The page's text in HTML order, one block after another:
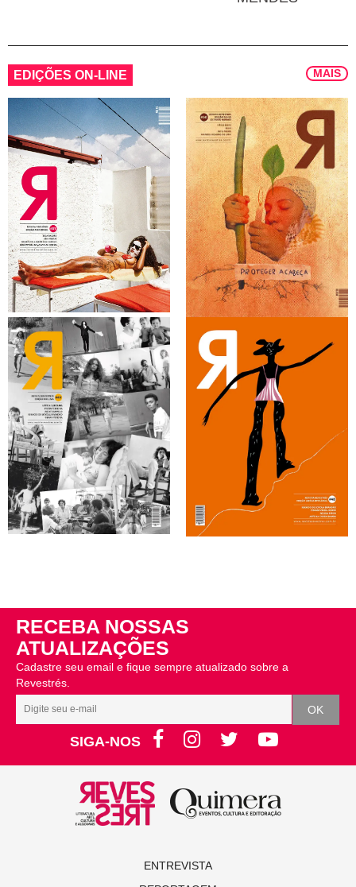
EDIÇÕES ON-LINE MAIS
RECEBA NOSSAS
ATUALIZAÇÕES
Cadastre seu email e fique sempre atualizado sobre a
Revestrés.
SIGA-NOS
ENTREVISTA